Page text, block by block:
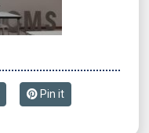
Pin it